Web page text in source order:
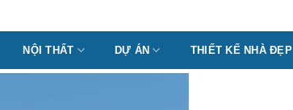
NỘI THẤT DỰ ÁN THIẾT KẾ NHÀ ĐẸP